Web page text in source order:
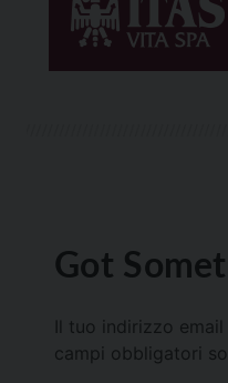
Got
Il tuo indirizzo
campi obbligatori